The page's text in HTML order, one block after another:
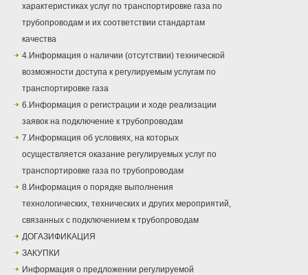
характеристиках услуг по транспортировке газа по
трубопроводам и их соответствии стандартам
качества
4.Информация о наличии (отсутствии) технической
возможности доступа к регулируемым услугам по
транспортировке газа
6.Информация о регистрации и ходе реализации
заявок на подключение к трубопроводам
7.Информация об условиях, на которых
осуществляется оказание регулируемых услуг по
транспортировке газа по трубопроводам
8.Информация о порядке выполнения
технологических, технических и других мероприятий,
связанных с подключением к трубопроводам
ДОГАЗИФИКАЦИЯ
ЗАКУПКИ
Информация о предложении регулируемой